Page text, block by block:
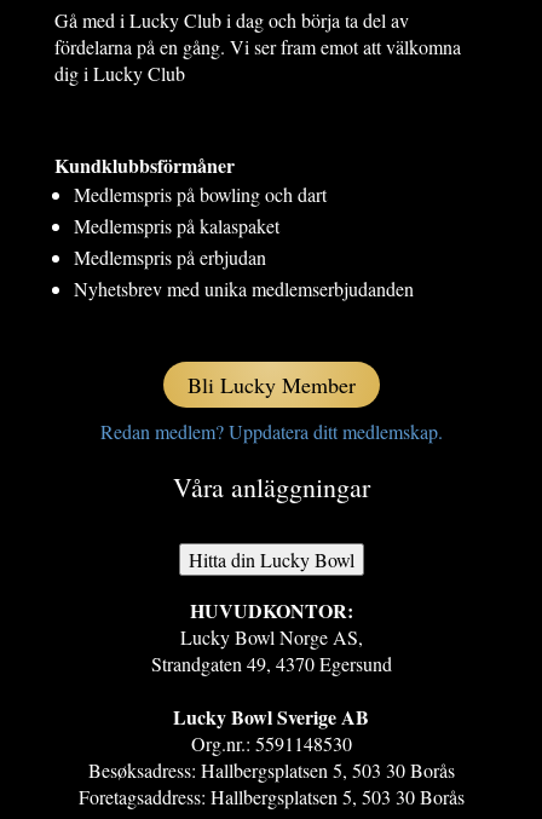
Gå med i Lucky Club i dag och börja ta del av
fördelarna på en gång. Vi ser fram emot att välkomna
dig i Lucky Club
Kundklubbsförmåner
Medlemspris på bowling och dart
Medlemspris på kalaspaket
Medlemspris på erbjudan
Nyhetsbrev med unika medlemserbjudanden
Bli Lucky Member
Redan medlem? Uppdatera ditt medlemskap.
Våra anläggningar
Hitta din Lucky Bowl
HUVUDKONTOR:
Lucky Bowl Norge AS,
Strandgaten 49, 4370 Egersund
Lucky Bowl Sverige AB​
Org.nr.: 5591148530​
Besøksadress: Hallbergsplatsen 5, 503 30 Borås​
Foretagsaddress: Hallbergsplatsen 5, 503 30 Borås